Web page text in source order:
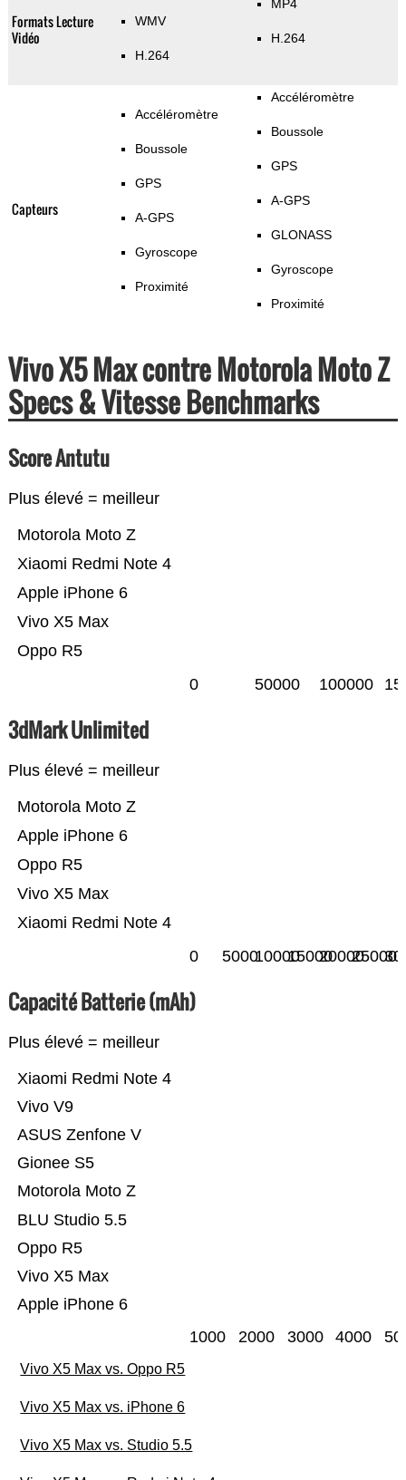
Formats Lecture
Vidéo
WMV
H.264
MP4
H.264
Capteurs
Accéléromètre
Boussole
GPS
A-GPS
Gyroscope
Proximité
Accéléromètre
Boussole
GPS
A-GPS
GLONASS
Gyroscope
Proximité
Vivo X5 Max contre Motorola Moto Z
Specs & Vitesse Benchmarks
Score Antutu
Plus élevé = meilleur
Oppo R5
Vivo X5 Max
Apple iPhone 6
Xiaomi Redmi Note 4
Motorola Moto Z
0 50000 100000
3dMark Unlimited
Plus élevé = meilleur
Xiaomi Redmi Note 4
Vivo X5 Max
Oppo R5
Apple iPhone 6
Motorola Moto Z
0 500010000150002000025000
Capacité Batterie (mAh)
Plus élevé = meilleur
Apple iPhone 6
Vivo X5 Max
Oppo R5
BLU Studio 5.5
Motorola Moto Z
Gionee S5
ASUS Zenfone V
Vivo V9
Xiaomi Redmi Note 4
1000 2000 3000 4000
Vivo X5 Max vs. Oppo R5
Vivo X5 Max vs. iPhone 6
Vivo X5 Max vs. Studio 5.5